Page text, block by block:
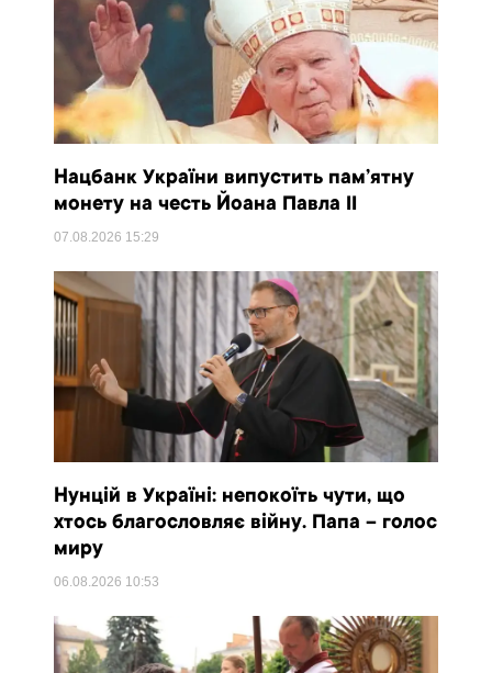
Нацбанк України випустить пам’ятну
монету на честь Йоана Павла II
07.08.2026 15:29
Нунцій в Україні: непокоїть чути, що
хтось благословляє війну. Папа – голос
миру
06.08.2026 10:53